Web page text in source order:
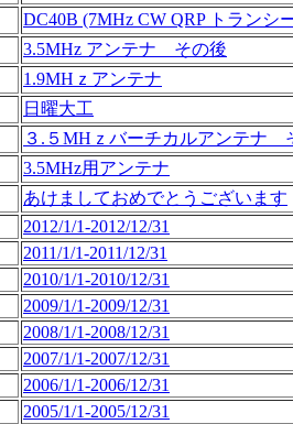
DC40B (7MHz CW QRP トラン
3.5MHz アンテナ その後
1.9MHｚアンテナ
日曜大工
３.５MHｚバーチカルアンテナ
3.5MHz用アンテナ
あけましておめでとうございます
2012/1/1-2012/12/31
2011/1/1-2011/12/31
2010/1/1-2010/12/31
2009/1/1-2009/12/31
2008/1/1-2008/12/31
2007/1/1-2007/12/31
2006/1/1-2006/12/31
2005/1/1-2005/12/31